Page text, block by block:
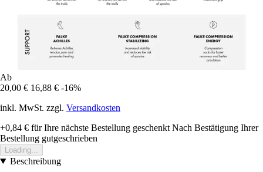
Ab
20,00 € 16,88 € -16%
inkl. MwSt. zzgl. Versandkosten
+0,84 € für Ihre nächste Bestellung geschenkt Nach Bestätigung Ihrer
Bestellung gutgeschrieben
Loading...
Beschreibung